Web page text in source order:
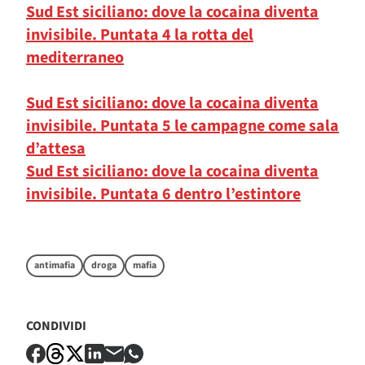
Sud Est siciliano: dove la cocaina diventa
invisibile. Puntata 4 la rotta del
mediterraneo
Sud Est siciliano: dove la cocaina diventa
invisibile. Puntata 5 le campagne come sala
d’attesa
Sud Est siciliano: dove la cocaina diventa
invisibile. Puntata 6 dentro l’estintore
antimafia droga mafia
CONDIVIDI